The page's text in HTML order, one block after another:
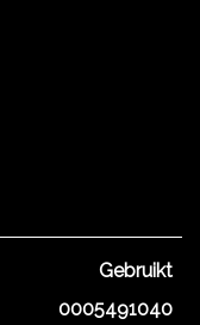
Gebruikt
0005491040